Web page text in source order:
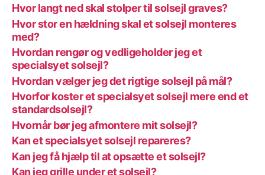
Hvor langt ned skal stolper til solsejl graves?
Hvor stor en hældning skal et solsejl monteres
med?
Hvordan rengør og vedligeholder jeg et
specialsyet solsejl?
Hvordan vælger jeg det rigtige solsejl på mål?
Hvorfor koster et specialsyet solsejl mere end et
standardsolsejl?
Hvornår bør jeg afmontere mit solsejl?
Kan et specialsyet solsejl repareres?
Kan jeg få hjælp til at opsætte et solsejl?
Kan jeg grille under et solsejl?